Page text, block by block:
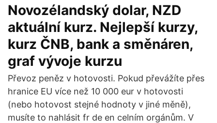
Novozélandský dolar, NZD
aktuální kurz. Nejlepší kurzy,
kurz ČNB, bank a směnáren,
graf vývoje kurzu
Převoz peněz v hotovosti. Pokud převážíte přes
hranice EU více než 10 000 eur v hotovosti
(nebo hotovost stejné hodnoty v jiné měně),
musíte to nahlásit fr de en celním orgánům. V